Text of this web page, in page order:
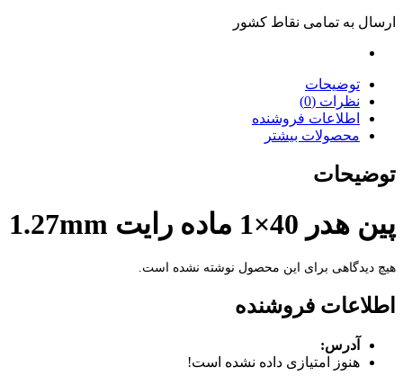
ارسال به تمامی نقاط کشور
توضیحات
نظرات (0)
اطلاعات فروشنده
محصولات بیشتر
توضیحات
پین هدر 40×1 ماده رایت 1.27mm
هیچ دیدگاهی برای این محصول نوشته نشده است.
اطلاعات فروشنده
آدرس:
هنوز امتیازی داده نشده است!